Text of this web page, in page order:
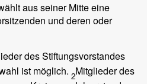
aus seiner Mitte eine
und deren oder
des Stiftungsvorstandes
ist möglich. 2Mitglieder des